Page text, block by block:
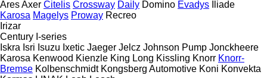
AresAxer Citelis Crossway Daily Domino Evadys
Iliade
Karosa Magelys Proway Recreo
Irizar
Century I-series
Iskra Isri Isuzu Ixetic Jaeger Jelcz Johnson Pump Jonckheere
Karosa Kenwood Kienzle King Long Kissling Knorr Knorr-
Bremse Kolbenschmidt Kongsberg Automotive Koni Konvekta